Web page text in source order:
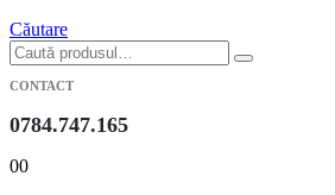
Căutare
CONTACT
0784.747.165
00